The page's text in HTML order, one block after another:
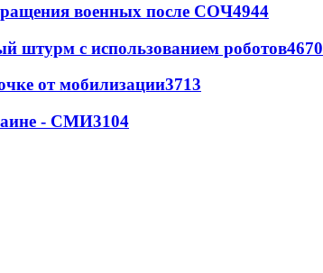
военных после СОЧ4944
штурм с использованием роботов4670
от мобилизации3713
- СМИ3104